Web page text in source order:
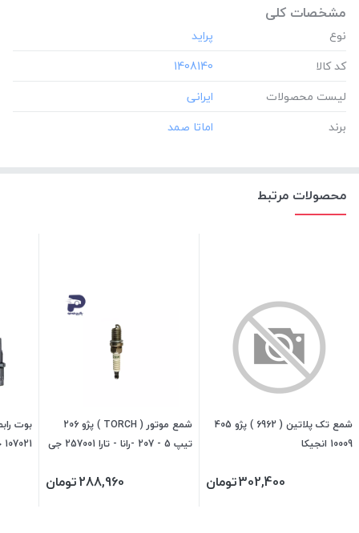
مشخصات کلی
نوع
کد کالا
‎1408140
لیست محصولات
برند
محصولات مرتبط
شمع تک پلاتین ( 6962 ) پژو 405
10009 انجیکا
302,400تومان
شمع موتور ( TORCH ) پژو 206
تیپ 5 - 207 -رانا - تارا 257001 جی
288,960تومان
بوت
107021 جی ای اس پی